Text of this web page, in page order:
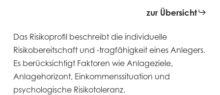
zur Übersicht
Das Risikoprofil beschreibt die individuelle
Risikobereitschaft und -tragfähigkeit eines Anlegers.
Es berücksichtigt Faktoren wie Anlageziele,
Anlagehorizont, Einkommenssituation und
psychologische Risikotoleranz.